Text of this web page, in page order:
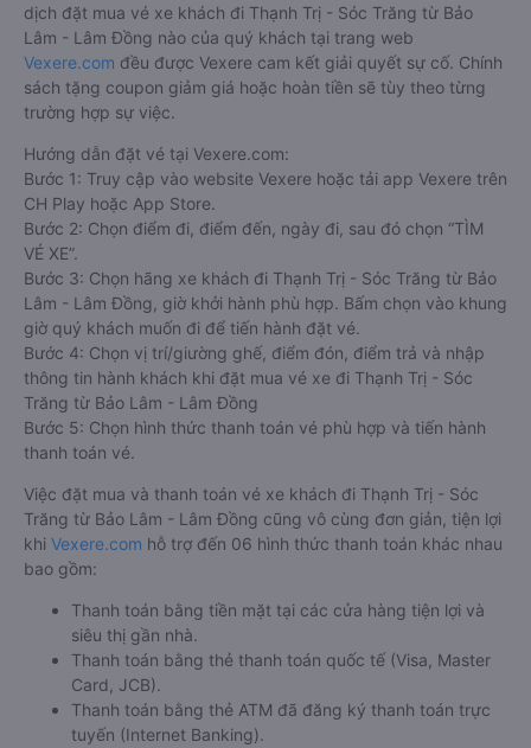
dịch đặt mua vé xe khách đi Thạnh Trị - Sóc Trăng từ Bảo
Lâm - Lâm Đồng nào của quý khách tại trang web
Vexere.com đều được Vexere cam kết giải quyết sự cố. Chính
sách tặng coupon giảm giá hoặc hoàn tiền sẽ tùy theo từng
trường hợp sự việc.
Hướng dẫn đặt vé tại Vexere.com:
Bước 1: Truy cập vào website Vexere hoặc tải app Vexere trên
CH Play hoặc App Store.
Bước 2: Chọn điểm đi, điểm đến, ngày đi, sau đó chọn “TÌM
VÉ XE”.
Bước 3: Chọn hãng xe khách đi Thạnh Trị - Sóc Trăng từ Bảo
Lâm - Lâm Đồng, giờ khởi hành phù hợp. Bấm chọn vào khung
giờ quý khách muốn đi để tiến hành đặt vé.
Bước 4: Chọn vị trí/giường ghế, điểm đón, điểm trả và nhập
thông tin hành khách khi đặt mua vé xe đi Thạnh Trị - Sóc
Trăng từ Bảo Lâm - Lâm Đồng
Bước 5: Chọn hình thức thanh toán vé phù hợp và tiến hành
thanh toán vé.
Việc đặt mua và thanh toán vé xe khách đi Thạnh Trị - Sóc
Trăng từ Bảo Lâm - Lâm Đồng cũng vô cùng đơn giản, tiện lợi
khi Vexere.com hỗ trợ đến 06 hình thức thanh toán khác nhau
bao gồm:
Thanh toán bằng tiền mặt tại các cửa hàng tiện lợi và
siêu thị gần nhà.
Thanh toán bằng thẻ thanh toán quốc tế (Visa, Master
Card, JCB).
Thanh toán bằng thẻ ATM đã đăng ký thanh toán trực
tuyến (Internet Banking).